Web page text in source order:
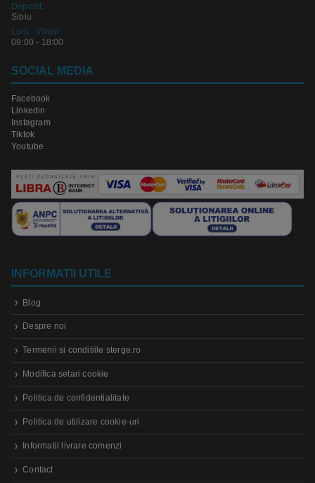
Depozit:
Sibiu
Luni - Vineri:
09:00 - 18:00
SOCIAL MEDIA
Facebook
Linkedin
Instagram
Tiktok
Youtube
INFORMATII UTILE
Blog
Despre noi
Termenii si conditiile sterge.ro
Modifica setari cookie
Politica de confidentialitate
Politica de utilizare cookie-uri
Informatii livrare comenzi
Contact